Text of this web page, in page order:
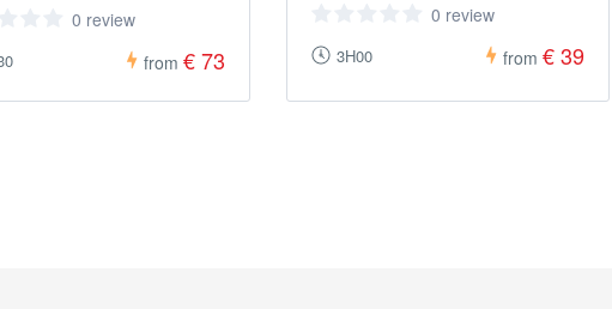
0 review
from € 73
0 review
3H00 from € 39